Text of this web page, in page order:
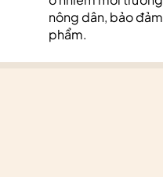
nông dân, bảo
phẩm.